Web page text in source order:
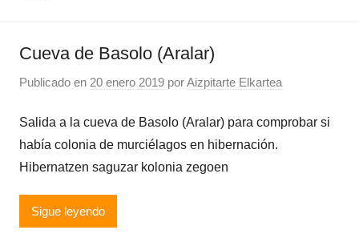
Cueva de Basolo (Aralar)
Publicado en 20 enero 2019 porAizpitarte Elkartea
Salida a la cueva de Basolo (Aralar) para comprobar si
había colonia de murciélagos en hibernación.
Hibernatzen saguzar kolonia zegoen
Sigue leyendo